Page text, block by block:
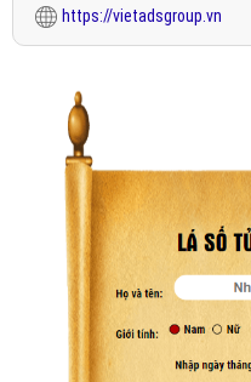
https://vietadsgroup.vn